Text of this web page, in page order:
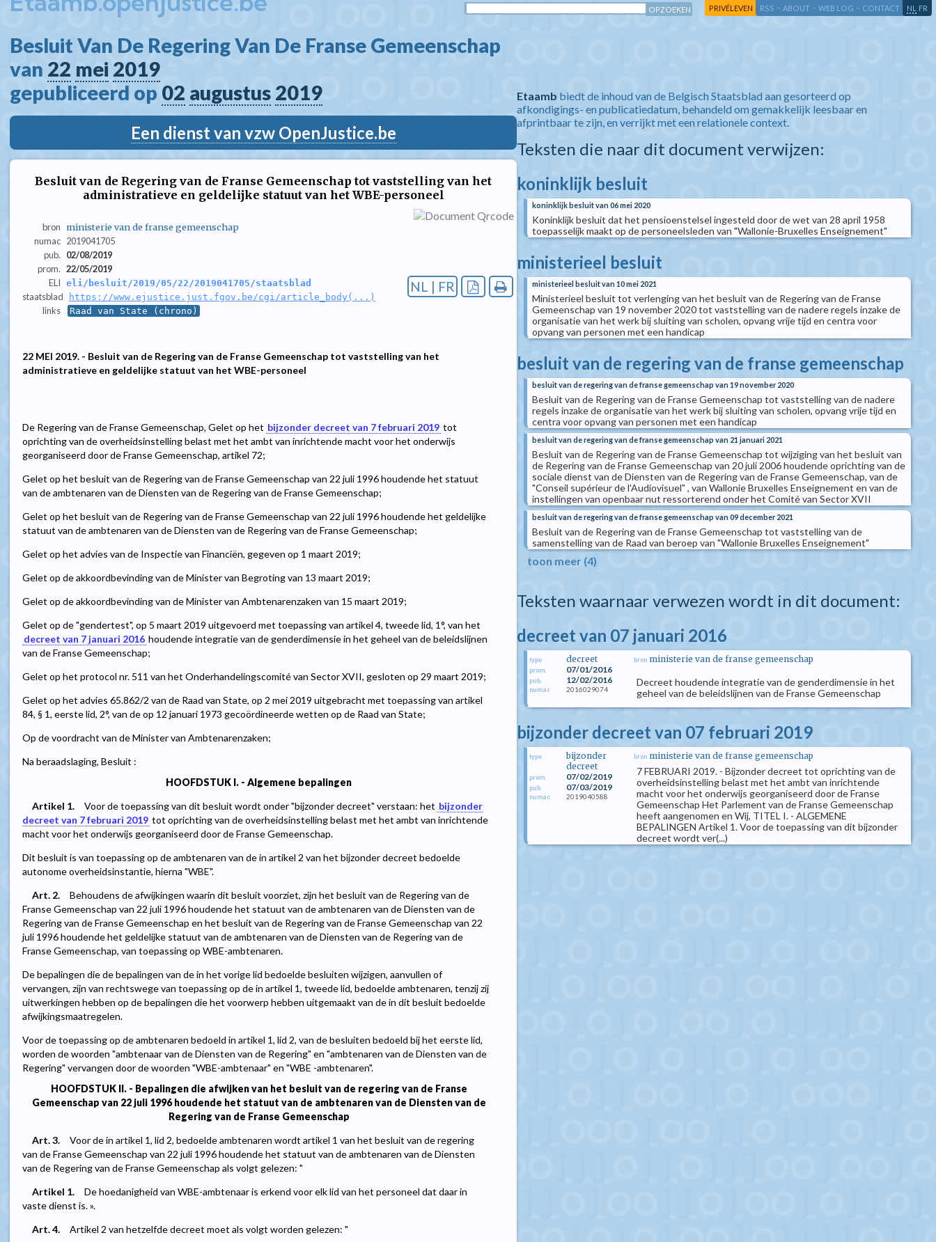
PRIVÉLEVEN RSS - ABOUT - WEB LOG - CONTACT NL FR
Besluit Van De Regering Van De Franse Gemeenschap
van 22 mei 2019
gepubliceerd op 02 augustus 2019
Een dienst van vzw OpenJustice.be
Besluit van de Regering van de Franse Gemeenschap tot vaststelling van het
administratieve en geldelijke statuut van het WBE-personeel
bron ministerie van de franse gemeenschap
numac 2019041705
pub.
02/08/2019
prom. 22/05/2019
ELI eli/besluit/2019/05/22/2019041705/staatsblad
staatsblad https://www.ejustice.just.fgov.be/cgi/article_body(...)
links Raad van State (chrono)
NL | FR
22 MEI 2019. - Besluit van de Regering van de Franse Gemeenschap tot vaststelling van het
administratieve en geldelijke statuut van het WBE-personeel
De Regering van de Franse Gemeenschap, Gelet op het bijzonder decreet van 7 februari 2019 tot
oprichting van de overheidsinstelling belast met het ambt van inrichtende macht voor het onderwijs
georganiseerd door de Franse Gemeenschap, artikel 72;
Gelet op het besluit van de Regering van de Franse Gemeenschap van 22 juli 1996 houdende het statuut
van de ambtenaren van de Diensten van de Regering van de Franse Gemeenschap;
Gelet op het besluit van de Regering van de Franse Gemeenschap van 22 juli 1996 houdende het geldelijke
statuut van de ambtenaren van de Diensten van de Regering van de Franse Gemeenschap;
Gelet op het advies van de Inspectie van Financiën, gegeven op 1 maart 2019;
Gelet op de akkoordbevinding van de Minister van Begroting van 13 maart 2019;
Gelet op de akkoordbevinding van de Minister van Ambtenarenzaken van 15 maart 2019;
Gelet op de "gendertest", op 5 maart 2019 uitgevoerd met toepassing van artikel 4, tweede lid, 1°, van het
decreet van 7 januari 2016 houdende integratie van de genderdimensie in het geheel van de beleidslijnen
van de Franse Gemeenschap;
Gelet op het protocol nr. 511 van het Onderhandelingscomité van Sector XVII, gesloten op 29 maart 2019;
Gelet op het advies 65.862/2 van de Raad van State, op 2 mei 2019 uitgebracht met toepassing van artikel
84, § 1, eerste lid, 2°, van de op 12 januari 1973 gecoördineerde wetten op de Raad van State;
Op de voordracht van de Minister van Ambtenarenzaken;
Na beraadslaging, Besluit :
HOOFDSTUK I. - Algemene bepalingen
Artikel 1.
Voor de toepassing van dit besluit wordt onder "bijzonder decreet" verstaan: het bijzonder
decreet van 7 februari 2019 tot oprichting van de overheidsinstelling belast met het ambt van inrichtende
macht voor het onderwijs georganiseerd door de Franse Gemeenschap.
Dit besluit is van toepassing op de ambtenaren van de in artikel 2 van het bijzonder decreet bedoelde
autonome overheidsinstantie, hierna "WBE".
Art. 2.
Behoudens de afwijkingen waarin dit besluit voorziet, zijn het besluit van de Regering van de
Franse Gemeenschap van 22 juli 1996 houdende het statuut van de ambtenaren van de Diensten van de
Regering van de Franse Gemeenschap en het besluit van de Regering van de Franse Gemeenschap van 22
juli 1996 houdende het geldelijke statuut van de ambtenaren van de Diensten van de Regering van de
Franse Gemeenschap, van toepassing op WBE-ambtenaren.
De bepalingen die de bepalingen van de in het vorige lid bedoelde besluiten wijzigen, aanvullen of
vervangen, zijn van rechtswege van toepassing op de in artikel 1, tweede lid, bedoelde ambtenaren, tenzij zij
uitwerkingen hebben op de bepalingen die het voorwerp hebben uitgemaakt van de in dit besluit bedoelde
afwijkingsmaatregelen.
Voor de toepassing op de ambtenaren bedoeld in artikel 1, lid 2, van de besluiten bedoeld bij het eerste lid,
worden de woorden "ambtenaar van de Diensten van de Regering" en "ambtenaren van de Diensten van de
Regering" vervangen door de woorden "WBE-ambtenaar" en "WBE -ambtenaren".
HOOFDSTUK II. - Bepalingen die afwijken van het besluit van de regering van de Franse
Gemeenschap van 22 juli 1996 houdende het statuut van de ambtenaren van de Diensten van de
Regering van de Franse Gemeenschap
Art. 3.
Voor de in artikel 1, lid 2, bedoelde ambtenaren wordt artikel 1 van het besluit van de regering
van de Franse Gemeenschap van 22 juli 1996 houdende het statuut van de ambtenaren van de Diensten
van de Regering van de Franse Gemeenschap als volgt gelezen: "
Artikel 1.
De hoedanigheid van WBE-ambtenaar is erkend voor elk lid van het personeel dat daar in
vaste dienst is. ».
Art. 4.
Artikel 2 van hetzelfde decreet moet als volgt worden gelezen: "
Etaamb biedt de inhoud van de Belgisch Staatsblad aan gesorteerd op
afkondigings- en publicatiedatum, behandeld om gemakkelijk leesbaar en
afprintbaar te zijn, en verrijkt met een relationele context.
Teksten die naar dit document verwijzen:
koninklijk besluit
koninklijk besluit van 06 mei 2020
Koninklijk besluit dat het pensioenstelsel ingesteld door de wet van 28 april 1958
toepasselijk maakt op de personeelsleden van "Wallonie-Bruxelles Enseignement"
ministerieel besluit
ministerieel besluit van 10 mei 2021
Ministerieel besluit tot verlenging van het besluit van de Regering van de Franse
Gemeenschap van 19 november 2020 tot vaststelling van de nadere regels inzake de
organisatie van het werk bij sluiting van scholen, opvang vrije tijd en centra voor
opvang van personen met een handicap
besluit van de regering van de franse gemeenschap
besluit van de regering van de franse gemeenschap van 19 november 2020
Besluit van de Regering van de Franse Gemeenschap tot vaststelling van de nadere
regels inzake de organisatie van het werk bij sluiting van scholen, opvang vrije tijd en
centra voor opvang van personen met een handicap
besluit van de regering van de franse gemeenschap van 21 januari 2021
Besluit van de Regering van de Franse Gemeenschap tot wijziging van het besluit van
de Regering van de Franse Gemeenschap van 20 juli 2006 houdende oprichting van de
sociale dienst van de Diensten van de Regering van de Franse Gemeenschap, van de
"Conseil supérieur de l'Audiovisuel" , van Wallonie Bruxelles Enseignement en van de
instellingen van openbaar nut ressorterend onder het Comité van Sector XVII
besluit van de regering van de franse gemeenschap van 09 december 2021
Besluit van de Regering van de Franse Gemeenschap tot vaststelling van de
samenstelling van de Raad van beroep van "Wallonie Bruxelles Enseignement"
toon meer (4)
Teksten waarnaar verwezen wordt in dit document:
decreet van 07 januari 2016
type decreet
prom. 07/01/2016
pub. 12/02/2016
numac 2016029074
bron ministerie van de franse gemeenschap
Decreet houdende integratie van de genderdimensie in het
geheel van de beleidslijnen van de Franse Gemeenschap
bijzonder decreet van 07 februari 2019
type
bijzonder
decreet
prom. 07/02/2019
pub. 07/03/2019
numac 2019040588
bron ministerie van de franse gemeenschap
7 FEBRUARI 2019. - Bijzonder decreet tot oprichting van de
overheidsinstelling belast met het ambt van inrichtende
macht voor het onderwijs georganiseerd door de Franse
Gemeenschap Het Parlement van de Franse Gemeenschap
heeft aangenomen en Wij, TITEL I. - ALGEMENE
BEPALINGEN Artikel 1. Voor de toepassing van dit bijzonder
decreet wordt ver(...)